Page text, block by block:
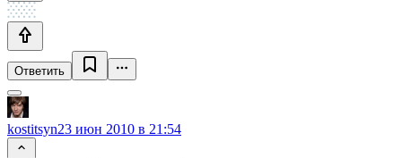
Ответить
kostitsyn23 июн 2010 в 21:54